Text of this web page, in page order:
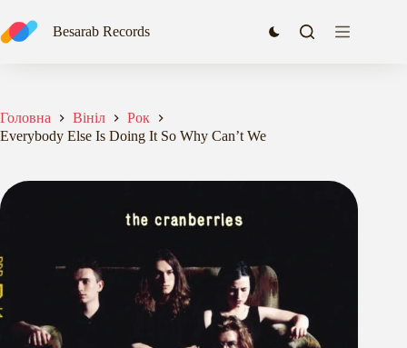
до
вмісту
Besarab Records
Головна Вініл
Рок
Everybody Else Is Doing It So Why Can’t We